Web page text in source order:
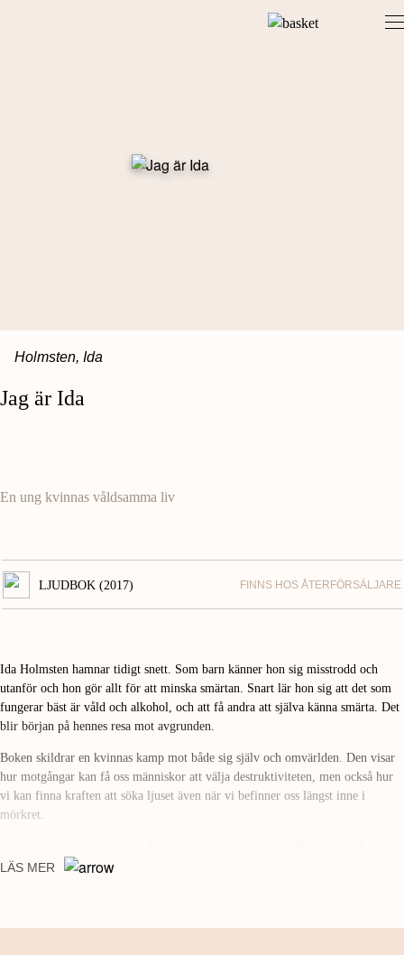
Holmsten, Ida
Jag är Ida
En ung kvinnas våldsamma liv
LJUDBOK (2017) FINNS HOS ÅTERFÖRSÄLJARE
Ida Holmsten hamnar tidigt snett. Som barn känner hon sig misstrodd och
utanför och hon gör allt för att minska smärtan. Snart lär hon sig att det som
fungerar bäst är våld och alkohol, och att få andra att själva känna smärta. Det
blir början på hennes resa mot avgrunden.
Boken skildrar en kvinnas kamp mot både sig själv och omvärlden. Den visar
hur motgångar kan få oss människor att välja destruktiviteten, men också hur
vi kan finna kraften att söka ljuset även när vi befinner oss längst inne i
mörkret.
utanförskapets konsekvenser och kärlekens kraft att förändra.
LÄS MER